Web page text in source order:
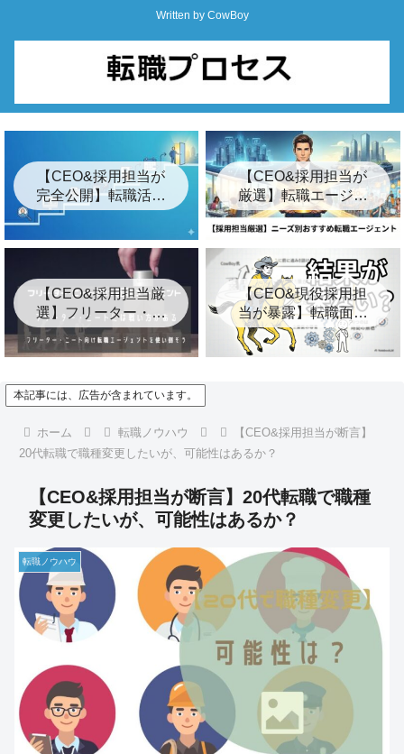
Written by CowBoy
【CEO&採用担当が
完全公開】転職活動
の始め方ロードマッ
順」
【CEO&採用担当が
厳選】転職エージェ
ントおすすめ24選&
裏事情【2026年最
【CEO&採用担当厳
選】フリーター・ニ
ート向けおすすめ転
職エージェント8選
【CEO&現役採用担
当が暴露】転職面接
の結果が遅い3つの裏
事情とは？【キー
本記事には、広告が含まれています。
ホーム 転職ノウハウ
【CEO&採用担当が断言】
20代転職で職種変更したいが、可能性はあるか？
【CEO&採用担当が断言】20代転職で職種
変更したいが、可能性はあるか？
転職ノウハウ